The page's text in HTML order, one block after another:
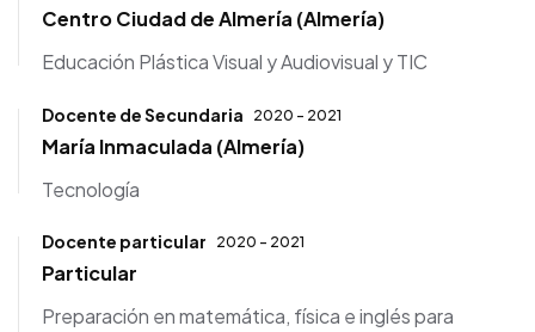
Centro Ciudad de Almería (Almería)
Educación Plástica Visual y Audiovisual y TIC
Docente de Secundaria 2020 - 2021
María Inmaculada (Almería)
Tecnología
Docente particular 2020 - 2021
Particular
Preparación en matemática, física e inglés para